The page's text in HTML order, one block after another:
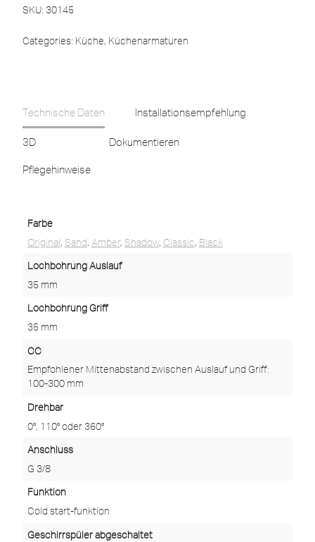
SKU: 30145
Categories: Küche, Küchenarmaturen
Technische Daten Installationsempfehlung
3D Dokumentieren
Pflegehinweise
Farbe
Original, Sand, Amber, Shadow, Classic, Black
Lochbohrung Auslauf
35 mm
Lochbohrung Griff
35 mm
CC
Empfohlener Mittenabstand zwischen Auslauf und Griff:
100-300 mm
Drehbar
0°, 110° oder 360°
Anschluss
G 3/8
Funktion
Cold start-funktion
Geschirrspüler abgeschaltet